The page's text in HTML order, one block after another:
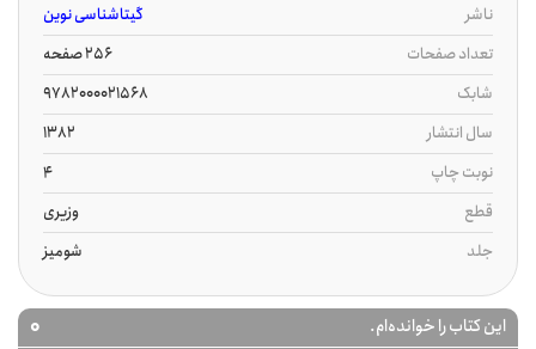
ناشر
گیتاشناسی نوین
تعداد صفحات
256 صفحه
شابک
9782000021568
سال انتشار
1382
نوبت چاپ
4
قطع
وزیری
جلد
شومیز
این کتاب را خوانده‌ام. 0